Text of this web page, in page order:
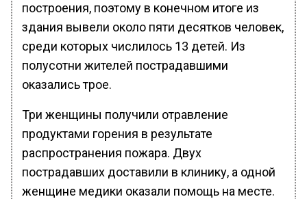
построения, поэтому в конечном итоге из
здания вывели около пяти десятков человек,
среди которых числилось 13 детей. Из
полусотни жителей пострадавшими
оказались трое.
Три женщины получили отравление
продуктами горения в результате
распространения пожара. Двух
пострадавших доставили в клинику, а одной
женщине медики оказали помощь на месте.